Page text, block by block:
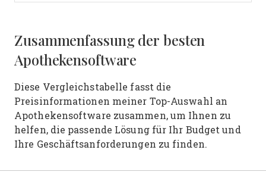
Zusammenfassung der besten
Apothekensoftware
Diese Vergleichstabelle fasst die
Preisinformationen meiner Top-Auswahl an
Apothekensoftware zusammen, um Ihnen zu
helfen, die passende Lösung für Ihr Budget und
Ihre Geschäftsanforderungen zu finden.